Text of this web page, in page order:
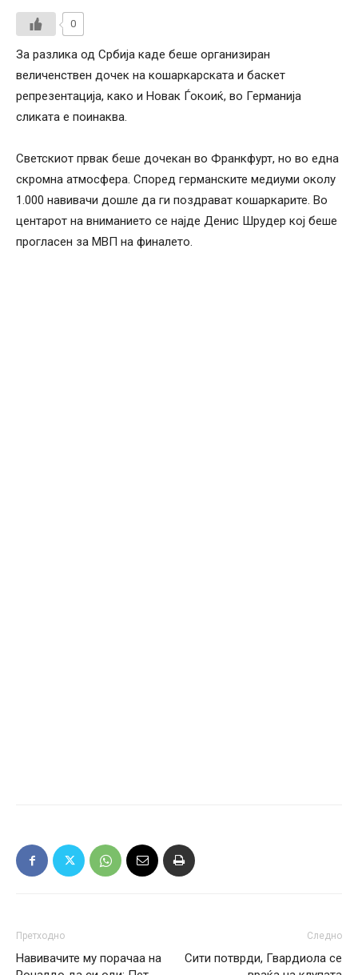
0
За разлика од Србија каде беше организиран
величенствен дочек на кошаркарската и баскет
репрезентација, како и Новак Ѓокоиќ, во Германија
сликата е поинаква.
Светскиот првак беше дочекан во Франкфурт, но во една
скромна атмосфера. Според германските медиуми околу
1.000 навивачи дошле да ги поздрават кошаркарите. Во
центарот на вниманието се најде Денис Шрудер кој беше
прогласен за МВП на финалето.
Претходно
Навивачите му порачаа на
Следно
Сити потврди, Гвардиола се